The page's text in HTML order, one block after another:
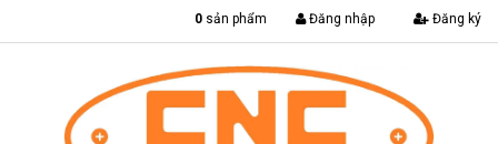
0 sản phẩm Đăng nhập Đăng ký